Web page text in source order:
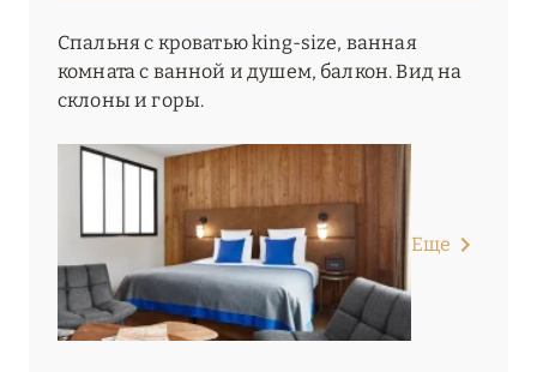
Le Sarto
Les 2 Chalets Les Apartments du Strato
Les 3 Vallées
Les Airelles Courchevel
Les Barmes de l’Ours
Спальня с кроватью king-size, ванная
комната с ванной и душем, балкон. Вид на
склоны и горы.
Еще